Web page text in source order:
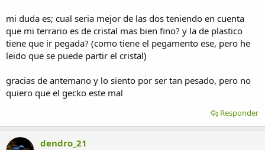
mi duda es; cual seria mejor de las dos teniendo en cuenta
que mi terrario es de cristal mas bien fino? y la de plastico
tiene que ir pegada? (como tiene el pegamento ese, pero he
leido que se puede partir el cristal)
gracias de antemano y lo siento por ser tan pesado, pero no
quiero que el gecko este mal
Responder
dendro_21